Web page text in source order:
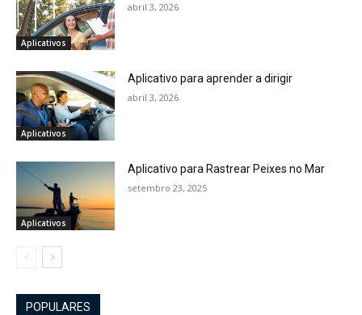
Aplicativos
abril 3, 2026
Aplicativos
Aplicativo para aprender a dirigir
abril 3, 2026
Aplicativos
Aplicativo para Rastrear Peixes no Mar
setembro 23, 2025
POPULARES